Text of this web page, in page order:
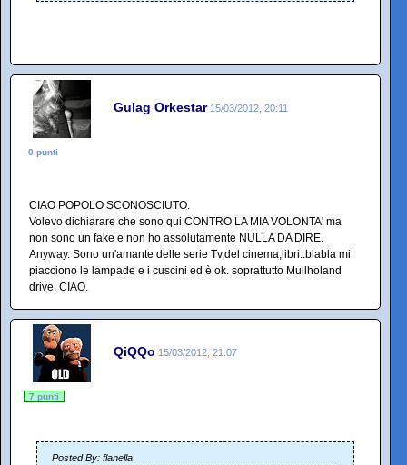
Gulag Orkestar 15/03/2012, 20:11
0 punti
CIAO POPOLO SCONOSCIUTO.
Volevo dichiarare che sono qui CONTRO LA MIA VOLONTA' ma
non sono un fake e non ho assolutamente NULLA DA DIRE.
Anyway. Sono un'amante delle serie Tv,del cinema,libri..blabla mi
piacciono le lampade e i cuscini ed è ok. soprattutto Mullholand
drive. CIAO.
QiQQo 15/03/2012, 21:07
7 punti
Posted By: flanella